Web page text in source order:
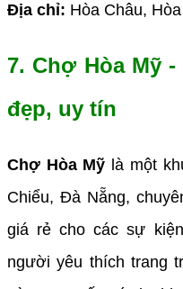
Địa chỉ: Hòa Châu,
7. Chợ Hòa Mỹ
đẹp, uy tín
Chợ Hòa Mỹ là một
Chiểu, Đà Nẵng,
giá rẻ cho các sự
người yêu thích trang